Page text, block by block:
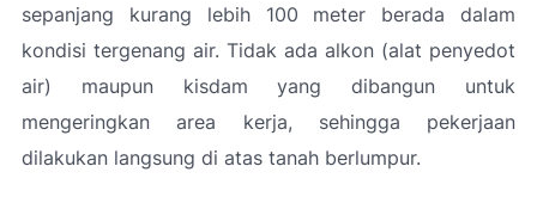
sepanjang kurang lebih 100 meter berada dalam
kondisi tergenang air. Tidak ada alkon (alat penyedot
air) maupun kisdam yang dibangun untuk
mengeringkan area kerja, sehingga pekerjaan
dilakukan langsung di atas tanah berlumpur.